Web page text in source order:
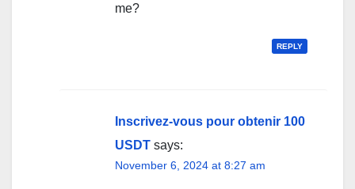
me?
REPLY
Inscrivez-vous pour obtenir 100
USDT says:
November 6, 2024 at 8:27 am